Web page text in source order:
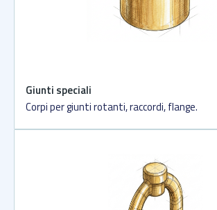
Giunti speciali
Corpi per giunti rotanti, raccordi, flange.